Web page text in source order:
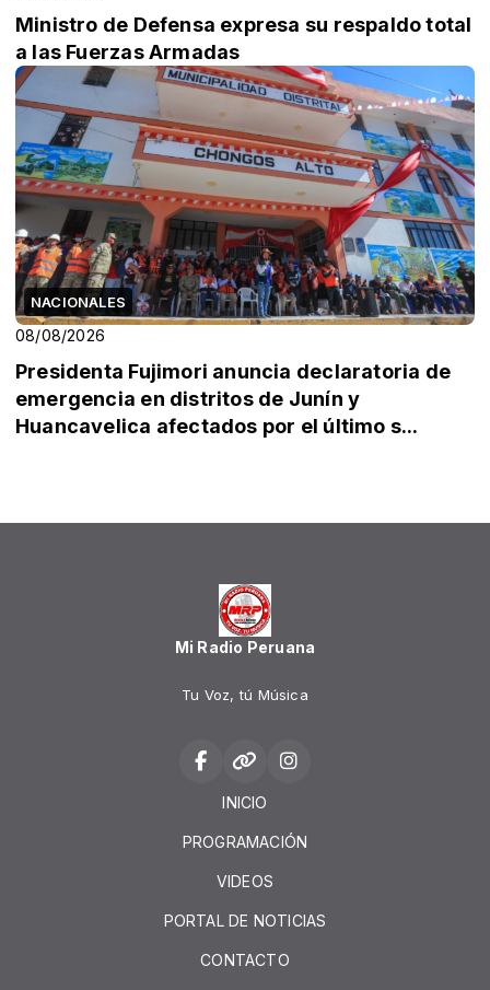
Ministro de Defensa expresa su respaldo total
a las Fuerzas Armadas
NACIONALES
08/08/2026
Presidenta Fujimori anuncia declaratoria de
emergencia en distritos de Junín y
Huancavelica afectados por el último s...
Mi Radio Peruana
Tu Voz, tú Música
INICIO
PROGRAMACIÓN
VIDEOS
PORTAL DE NOTICIAS
CONTACTO